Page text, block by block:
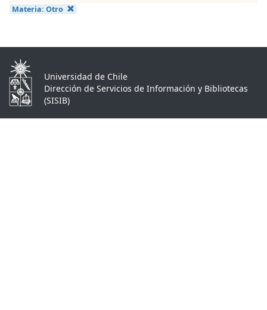
Materia: Otro
Universidad de Chile
Dirección de Servicios de Información y Bibliotecas
(SISIB)